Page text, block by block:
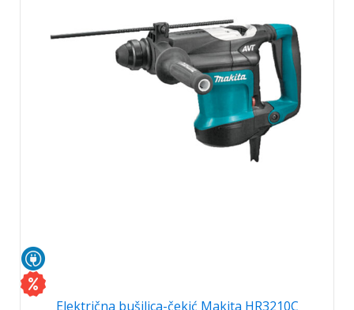
Električna bušilica-čekić Makita HR3210C